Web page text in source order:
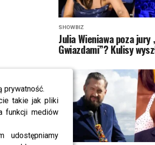
prywatność.
takie jak pliki
funkcji mediów
udostępniamy
SHOWBIZ
Julia Wieniawa poza jury
Gwiazdami”? Kulisy